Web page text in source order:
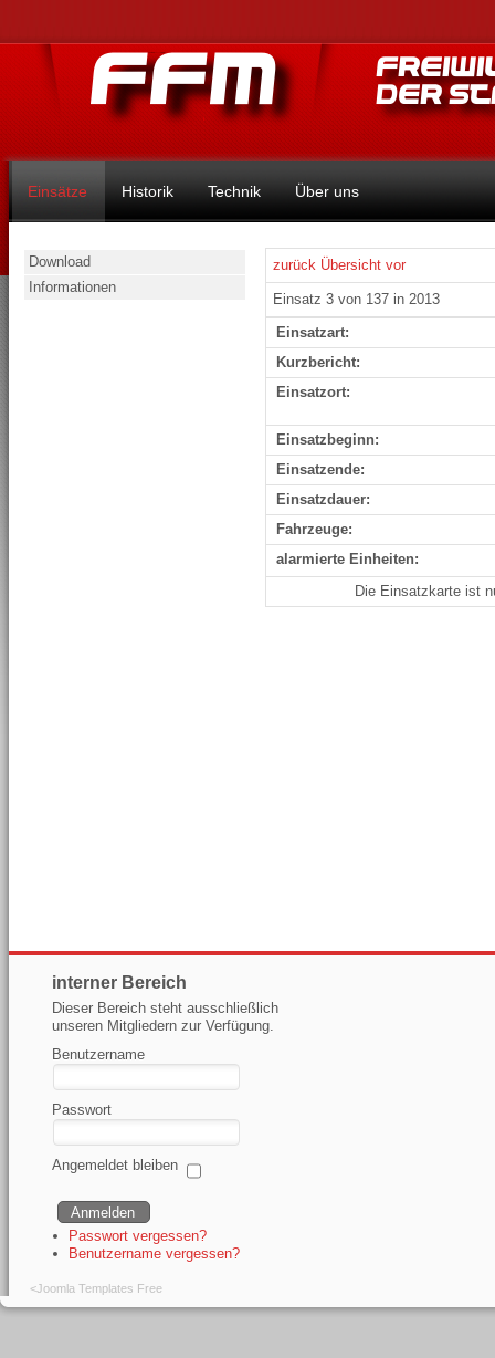
Einsätze Historik Technik Über uns
Download
Informationen
zurück Übersicht vor
Einsatz 3 von 137 in 2013
Einsatzart:
Kurzbericht:
Einsatzort:
Einsatzbeginn:
Einsatzende:
Einsatzdauer:
Fahrzeuge:
alarmierte Einheiten:
Die Einsatzkarte ist
interner Bereich
Dieser Bereich steht ausschließlich
unseren Mitgliedern zur Verfügung.
Benutzername
Passwort
Angemeldet bleiben
Passwort vergessen?
Benutzername vergessen?
<Joomla Templates Free